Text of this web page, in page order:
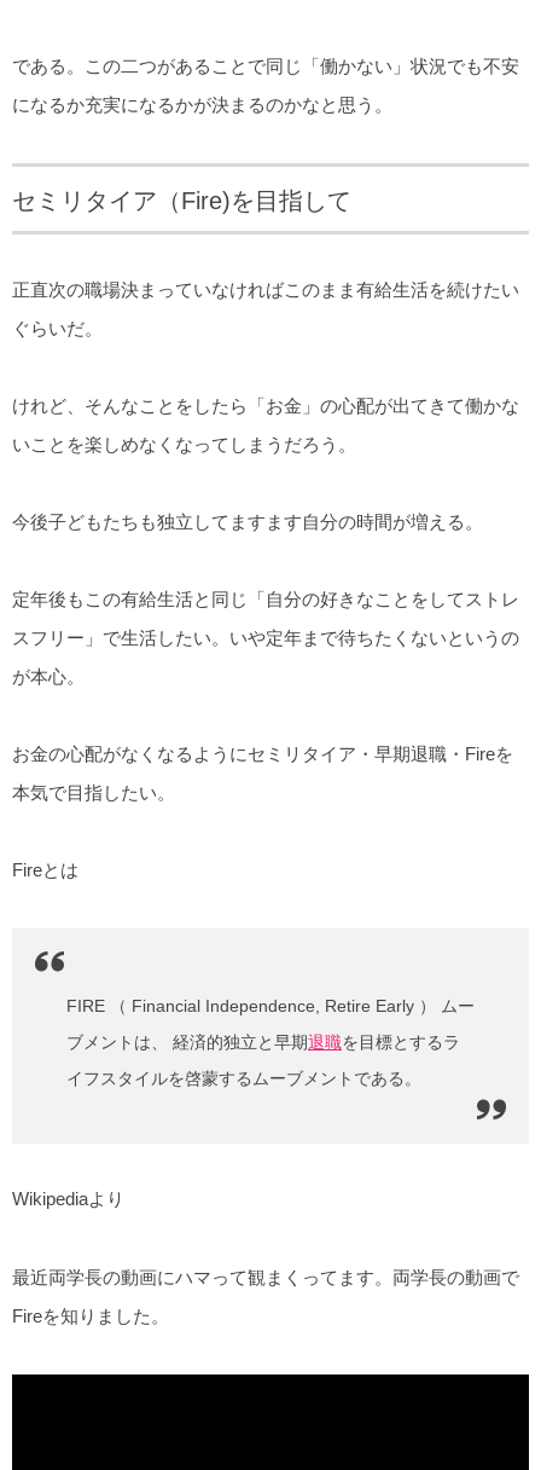
である。この二つがあることで同じ「働かない」状況でも不安
になるか充実になるかが決まるのかなと思う。
セミリタイア（Fire)を目指して
正直次の職場決まっていなければこのまま有給生活を続けたい
ぐらいだ。
けれど、そんなことをしたら「お金」の心配が出てきて働かな
いことを楽しめなくなってしまうだろう。
今後子どもたちも独立してますます自分の時間が増える。
定年後もこの有給生活と同じ「自分の好きなことをしてストレ
スフリー」で生活したい。いや定年まで待ちたくないというの
が本心。
お金の心配がなくなるようにセミリタイア・早期退職・Fireを
本気で目指したい。
Fireとは
FIRE （ Financial Independence, Retire Early ） ムー
ブメントは、 経済的独立と早期退職を目標とするラ
イフスタイルを啓蒙するムーブメントである。
Wikipediaより
最近両学長の動画にハマって観まくってます。両学長の動画で
Fireを知りました。